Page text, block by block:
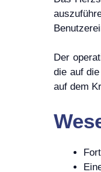
Der
die auf
auf dem